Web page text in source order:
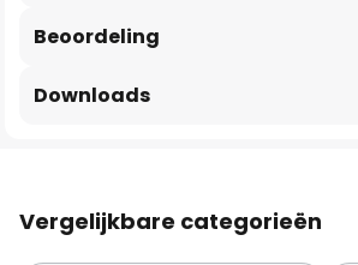
Beoordeling
Downloads
Vergelijkbare categorieën